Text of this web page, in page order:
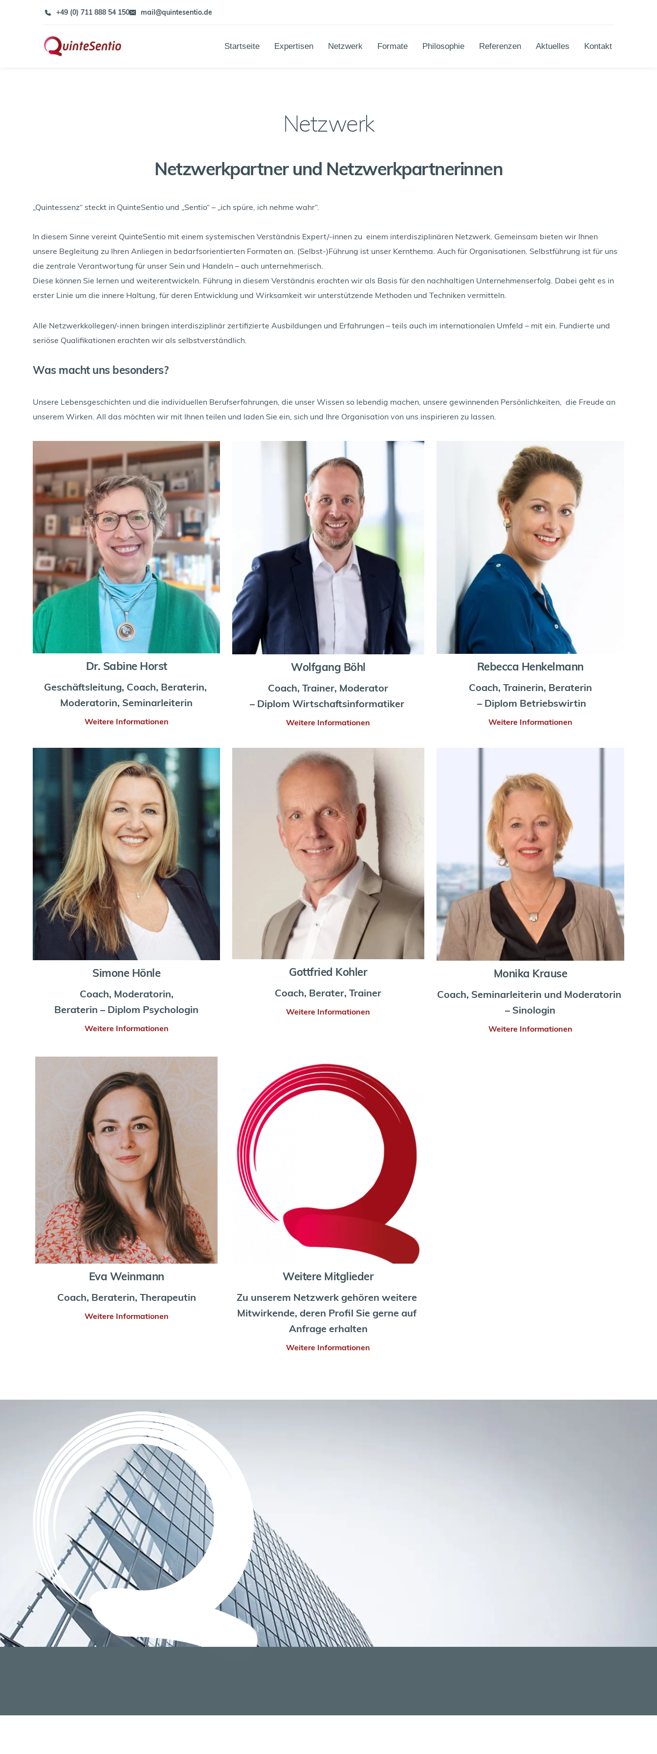
+49 (0) 711 888 54 150 mail@quintesentio.de
Startseite Expertisen Netzwerk Formate Philosophie Referenzen Aktuelles Kontakt
Netzwerk
Netzwerkpartner und Netzwerkpartnerinnen
„Quintessenz“ steckt in QuinteSentio und „Sentio“ – „ich spüre, ich nehme wahr“.
In diesem Sinne vereint QuinteSentio mit einem systemischen Verständnis Expert/-innen zu  einem interdisziplinären Netzwerk. Gemeinsam bieten wir Ihnen
unsere Begleitung zu Ihren Anliegen in bedarfsorientierten Formaten an. (Selbst-)Führung ist unser Kernthema. Auch für Organisationen. Selbstführung ist für uns
die zentrale Verantwortung für unser Sein und Handeln – auch unternehmerisch.
Diese können Sie lernen und weiterentwickeln. Führung in diesem Verständnis erachten wir als Basis für den nachhaltigen Unternehmenserfolg. Dabei geht es in
erster Linie um die innere Haltung, für deren Entwicklung und Wirksamkeit wir unterstützende Methoden und Techniken vermitteln.
Alle Netzwerkkollegen/-innen bringen interdisziplinär zertifizierte Ausbildungen und Erfahrungen – teils auch im internationalen Umfeld – mit ein. Fundierte und
seriöse Qualifikationen erachten wir als selbstverständlich.
Was macht uns besonders?
Unsere Lebensgeschichten und die individuellen Berufserfahrungen, die unser Wissen so lebendig machen, unsere gewinnenden Persönlichkeiten,  die Freude an
unserem Wirken. All das möchten wir mit Ihnen teilen und laden Sie ein, sich und Ihre Organisation von uns inspirieren zu lassen.
Dr. Sabine Horst
Geschäftsleitung, Coach, Beraterin,
Moderatorin, Seminarleiterin
Weitere Informationen
Wolfgang Böhl
Coach, Trainer, Moderator
– Diplom Wirtschaftsinformatiker
Weitere Informationen
Rebecca Henkelmann
Coach, Trainerin, Beraterin
– Diplom Betriebswirtin
Weitere Informationen
Simone Hönle
Coach, Moderatorin,
Beraterin – Diplom Psychologin
Weitere Informationen
Gottfried Kohler
Coach, Berater, Trainer
Weitere Informationen
Monika Krause
Coach, Seminarleiterin und Moderatorin
– Sinologin
Weitere Informationen
Eva Weinmann
Coach, Beraterin, Therapeutin
Weitere Informationen
Weitere Mitglieder
Zu unserem Netzwerk gehören weitere
Mitwirkende, deren Profil Sie gerne auf
Anfrage erhalten
Weitere Informationen